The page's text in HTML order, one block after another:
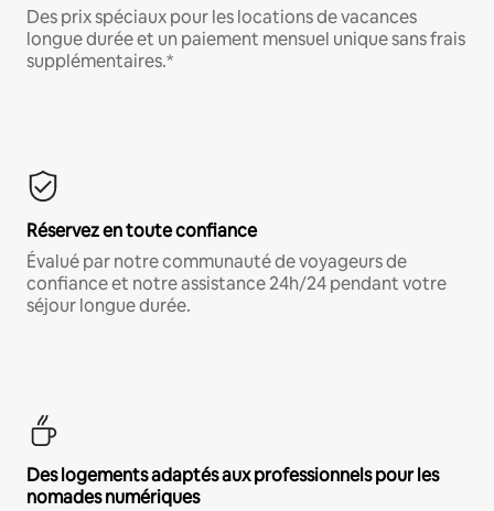
Des prix spéciaux pour les locations de vacances
longue durée et un paiement mensuel unique sans frais
supplémentaires.*
Réservez en toute confiance
Évalué par notre communauté de voyageurs de
confiance et notre assistance 24h/24 pendant votre
séjour longue durée.
Des logements adaptés aux professionnels pour les
nomades numériques